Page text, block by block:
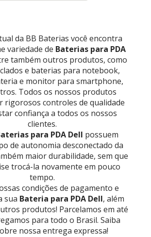
da BB Baterias você encontra
variedade de Baterias para PDA
também outros produtos, como
e baterias para notebook,
e monitor para smartphone,
Todos os nossos produtos
rigorosos controles de qualidade
confiança a todos os nossos
clientes.
para PDA Dell possuem
de autonomia desconectado da
maior durabilidade, sem que
trocá-la novamente em pouco
tempo.
condições de pagamento e
sua Bateria para PDA Dell, além
produtos! Parcelamos em até
para todo o Brasil. Saiba
nossa entrega expressa!